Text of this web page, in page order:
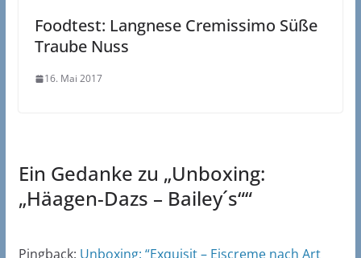
Foodtest: Langnese Cremissimo Süße
Traube Nuss
16. Mai 2017
Ein Gedanke zu „Unboxing:
„Häagen-Dazs – Bailey´s““
Pingback: Unboxing: “Exquisit – Eiscreme nach Art